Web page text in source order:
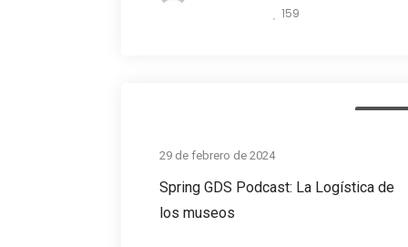
159
29 de febrero de 2024
Spring GDS Podcast: La Logística de
los museos